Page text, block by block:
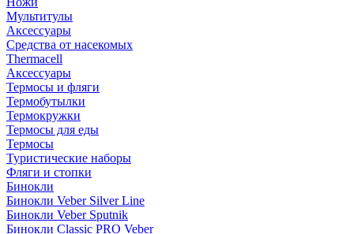
Мультитулы
Аксессуары
Средства от насекомых
Thermacell
Аксессуары
Термосы и фляги
Термобутылки
Термокружки
Термосы для еды
Термосы
Туристические наборы
Фляги и стопки
Бинокли
Бинокли Veber Silver Line
Бинокли Veber Sputnik
Бинокли Classic PRO Veber